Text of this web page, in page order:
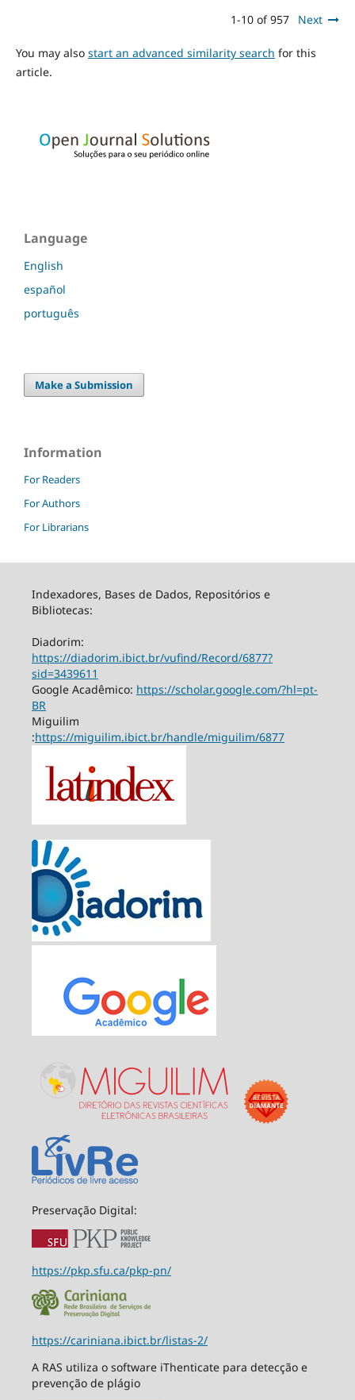
1-10 of 957 Next
You may also start an advanced similarity search for this
article.
Language
English
español
português
Make a Submission
Information
For Readers
For Authors
For Librarians
Indexadores, Bases de Dados, Repositórios e
Bibliotecas:
Diadorim:
https://diadorim.ibict.br/vufind/Record/6877?
sid=3439611
Google Acadêmico: https://scholar.google.com/?hl=pt-
BR
Miguilim
:https://miguilim.ibict.br/handle/miguilim/6877
Preservação Digital:
https://pkp.sfu.ca/pkp-pn/
https://cariniana.ibict.br/listas-2/
A RAS utiliza o software iThenticate para detecção e
prevenção de plágio